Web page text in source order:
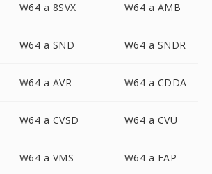
W64 a 8SVX W64 a AMB
W64 a SND W64 a SNDR
W64 a AVR W64 a CDDA
W64 a CVSD W64 a CVU
W64 a VMS W64 a FAP